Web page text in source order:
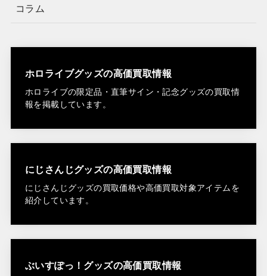
コラム
ホロライブグッズの高価買取情報
ホロライブの限定品・直筆サイン・記念グッズの買取情
報を掲載しています。
にじさんじグッズの高価買取情報
にじさんじグッズの買取価格や高価買取対象アイテムを
紹介しています。
ぶいすぽっ！グッズの高価買取情報